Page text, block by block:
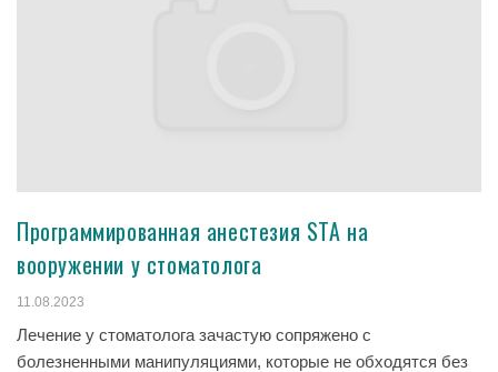
Программированная анестезия STA на
вооружении у стоматолога
11.08.2023
Лечение у стоматолога зачастую сопряжено с
болезненными манипуляциями, которые не обходятся без